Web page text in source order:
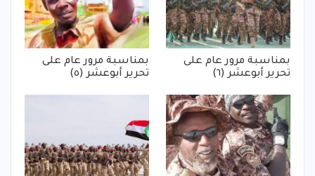
بمناسبة مرور عام على
تحرير أبوعشر (٦)
بمناسبة مرور عام على
تحرير أبوعشر (٥)